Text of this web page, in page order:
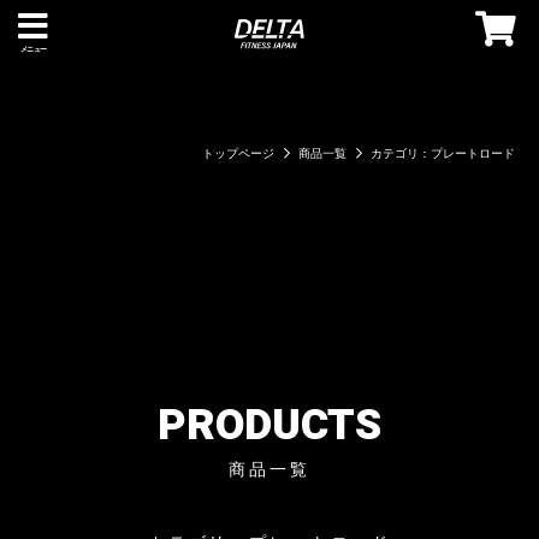
メニュー
トップページ 商品一覧 カテゴリ：プレートロード
PRODUCTS
商品一覧